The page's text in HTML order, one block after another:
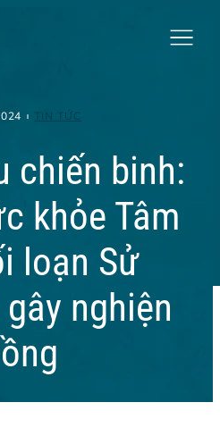
Menu
TIN TỨC
chiến binh:
khỏe Tâm
loạn Sử
nghiện